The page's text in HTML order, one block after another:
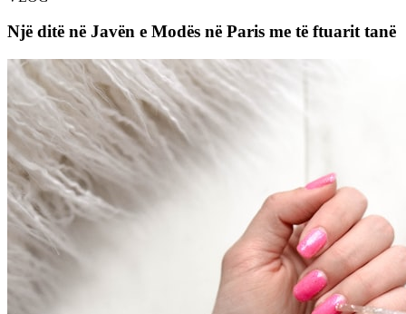
Një ditë në Javën e Modës në Paris me të ftuarit tanë